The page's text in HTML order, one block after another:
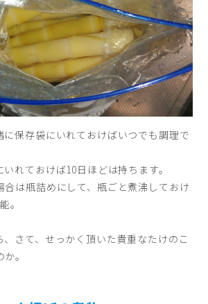
に保存袋にいれておけばいつでも調理で
れておけば10日ほどは持ちます。
合は瓶詰めにして、瓶ごと煮沸しておけ
。
、さて、せっかく頂いた貴重なたけのこ
。